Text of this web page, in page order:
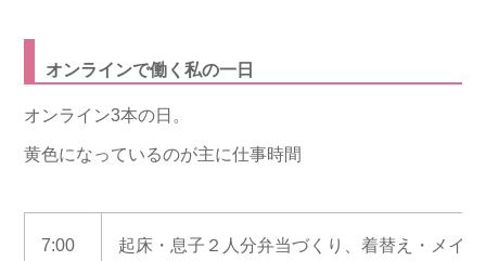
オンラインで働く私の一日
オンライン3本の日。
黄色になっているのが主に仕事時間
7:00 起床・息子２人分弁当づくり、着替え・メイク